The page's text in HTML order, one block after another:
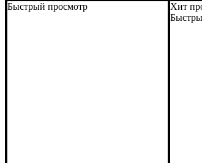
Быстрый просмотр
Хит